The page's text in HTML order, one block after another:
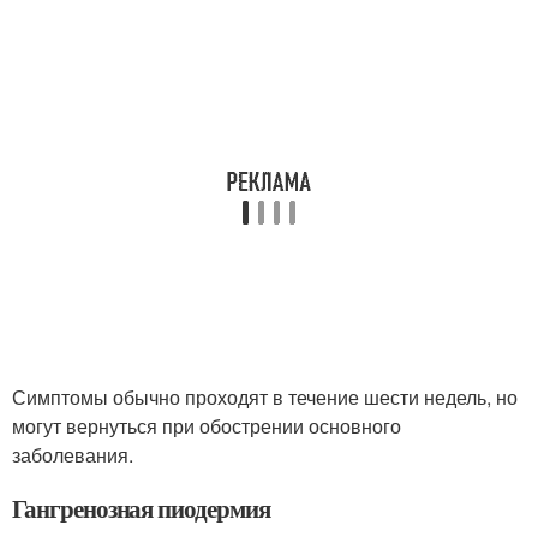
Симптомы обычно проходят в течение шести недель, но
могут вернуться при обострении основного
заболевания.
Гангренозная пиодермия